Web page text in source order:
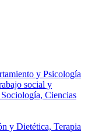
y Psicología
social y
Ciencias
y Dietética, Terapia